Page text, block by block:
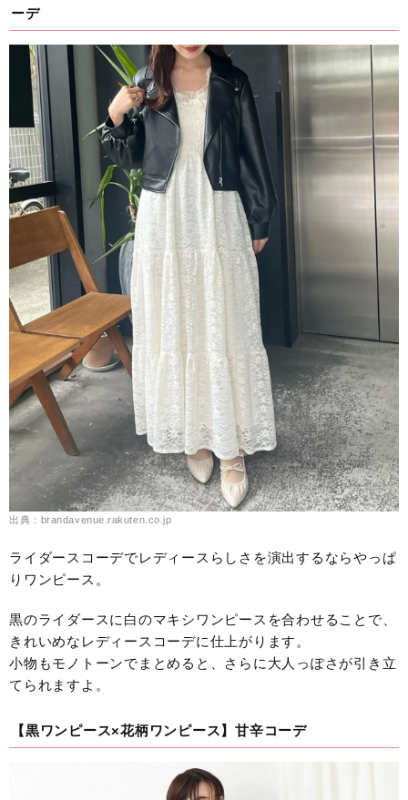
ーデ
出典：brandavenue.rakuten.co.jp
ライダースコーデでレディースらしさを演出するならやっぱ
りワンピース。
黒のライダースに白のマキシワンピースを合わせることで、
きれいめなレディースコーデに仕上がります。
小物もモノトーンでまとめると、さらに大人っぽさが引き立
てられますよ。
【黒ワンピース×花柄ワンピース】甘辛コーデ